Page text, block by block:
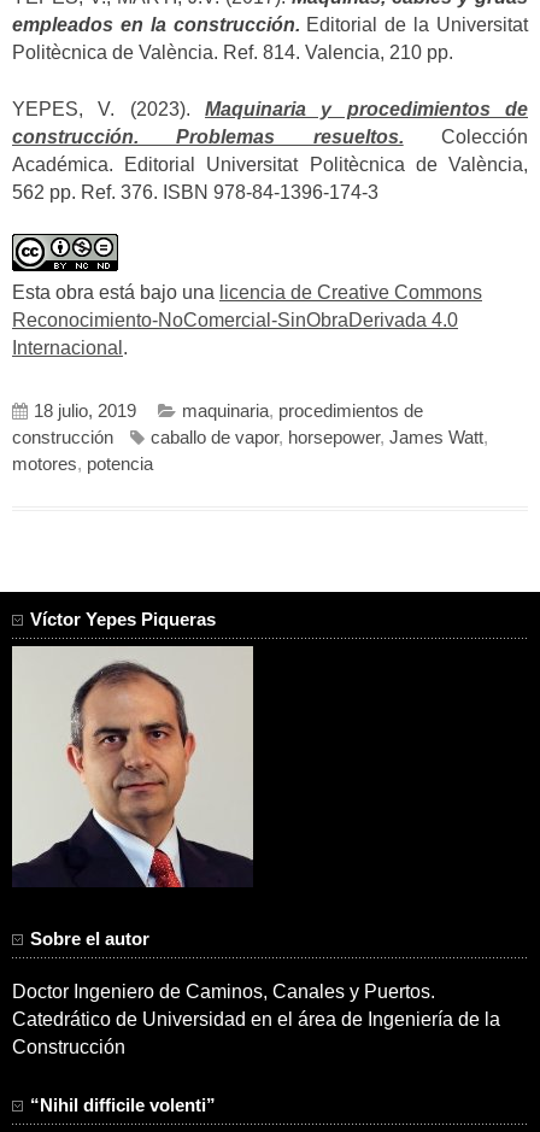
empleados en la construcción. Editorial de la Universitat
Politècnica de València. Ref. 814. Valencia, 210 pp.
YEPES, V. (2023). Maquinaria y procedimientos de
construcción. Problemas resueltos. Colección
Académica. Editorial Universitat Politècnica de València,
562 pp. Ref. 376. ISBN 978-84-1396-174-3
Esta obra está bajo una licencia de Creative Commons
Reconocimiento-NoComercial-SinObraDerivada 4.0
Internacional .
18 julio, 2019 maquinaria, procedimientos de
construcción
caballo de vapor, horsepower, James Watt,
motores, potencia
Víctor Yepes Piqueras
Sobre el autor
Doctor Ingeniero de Caminos, Canales y Puertos.
Catedrático de Universidad en el área de Ingeniería de la
Construcción
“Nihil difficile volenti”